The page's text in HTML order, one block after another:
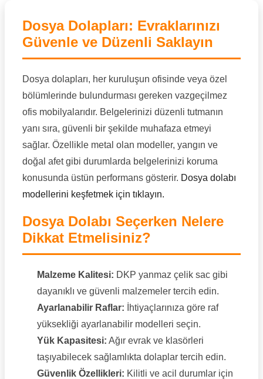
Dosya Dolapları: Evraklarınızı
Güvenle ve Düzenli Saklayın
Dosya dolapları, her kuruluşun ofisinde veya özel
bölümlerinde bulundurması gereken vazgeçilmez
ofis mobilyalarıdır. Belgelerinizi düzenli tutmanın
yanı sıra, güvenli bir şekilde muhafaza etmeyi
sağlar. Özellikle metal olan modeller, yangın ve
doğal afet gibi durumlarda belgelerinizi koruma
konusunda üstün performans gösterir. Dosya dolabı
modellerini keşfetmek için tıklayın.
Dosya Dolabı Seçerken Nelere
Dikkat Etmelisiniz?
Malzeme Kalitesi: DKP yanmaz çelik sac gibi
dayanıklı ve güvenli malzemeler tercih edin.
Ayarlanabilir Raflar: İhtiyaçlarınıza göre raf
yüksekliği ayarlanabilir modelleri seçin.
Yük Kapasitesi: Ağır evrak ve klasörleri
taşıyabilecek sağlamlıkta dolaplar tercih edin.
Güvenlik Özellikleri: Kilitli ve acil durumlar için